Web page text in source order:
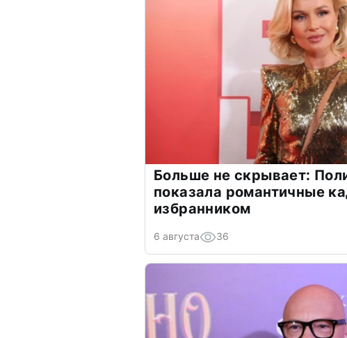
Больше не скрывает:
показала романтичные
избранником
6 августа 36